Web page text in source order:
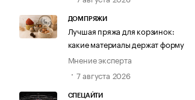
ДОМПРЯЖИ
Лучшая пряжа для корзинок:
какие материалы держат форму
Мнение эксперта
7 августа 2026
СПЕЦАЙТИ